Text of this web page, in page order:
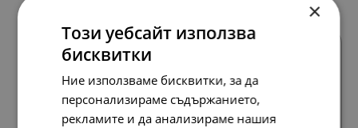
×
Този уебсайт използва
бисквитки
Ние използваме бисквитки, за да
персонализираме съдържанието,
рекламите и да анализираме нашия